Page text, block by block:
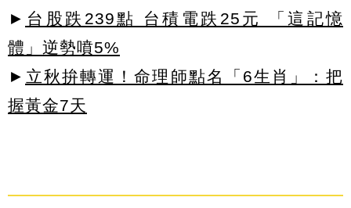
► 台股跌239點 台積電跌25元 「這記憶
體」逆勢噴5%
► 立秋拚轉運！命理師點名「6生肖」：把
握黃金7天